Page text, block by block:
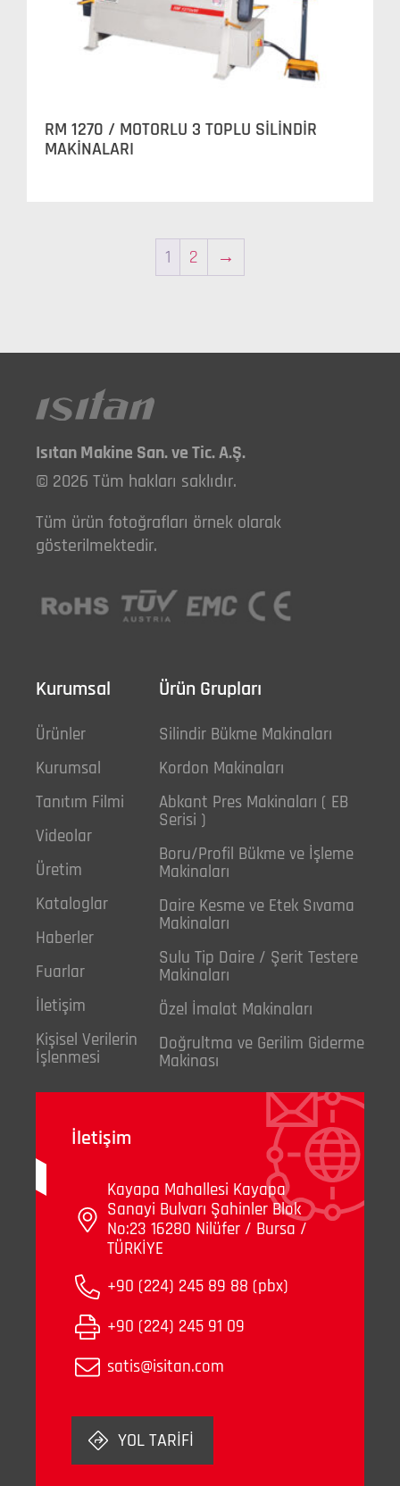
RM 1270 / MOTORLU 3 TOPLU SİLİNDİR
MAKİNALARI
1 2 →
Isıtan Makine San. ve Tic. A.Ş.
© 2026 Tüm hakları saklıdır.
Tüm ürün fotoğrafları örnek olarak
gösterilmektedir.
Kurumsal
Ürünler
Kurumsal
Tanıtım Filmi
Videolar
Üretim
Kataloglar
Haberler
Fuarlar
İletişim
Kişisel Verilerin
İşlenmesi
Ürün Grupları
Silindir Bükme Makinaları
Kordon Makinaları
Abkant Pres Makinaları ( EB
Serisi )
Boru/Profil Bükme ve İşleme
Makinaları
Daire Kesme ve Etek Sıvama
Makinaları
Sulu Tip Daire / Şerit Testere
Makinaları
Özel İmalat Makinaları
Doğrultma ve Gerilim Giderme
Makinası
İletişim
Kayapa Mahallesi Kayapa
Sanayi Bulvarı Şahinler Blok
No:23 16280 Nilüfer / Bursa /
TÜRKİYE
+90 (224) 245 89 88 (pbx)
+90 (224) 245 91 09
satis@isitan.com
YOL TARİFİ